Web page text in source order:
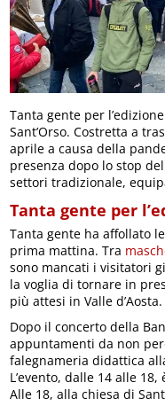
Tanta gente per
Sant’Orso. Costretta a
aprile a causa della
presenza dopo lo stop
settori tradizionale,
Tanta gente per
Tanta gente ha affollato
prima mattina. Tra
sono mancati i visitatori
la voglia di tornare in
più attesi in Valle d’Aosta.
Dopo il concerto della
appuntamenti da non
falegnameria didattica
L’evento, dalle 14 alle
Alle 18, alla chiesa di